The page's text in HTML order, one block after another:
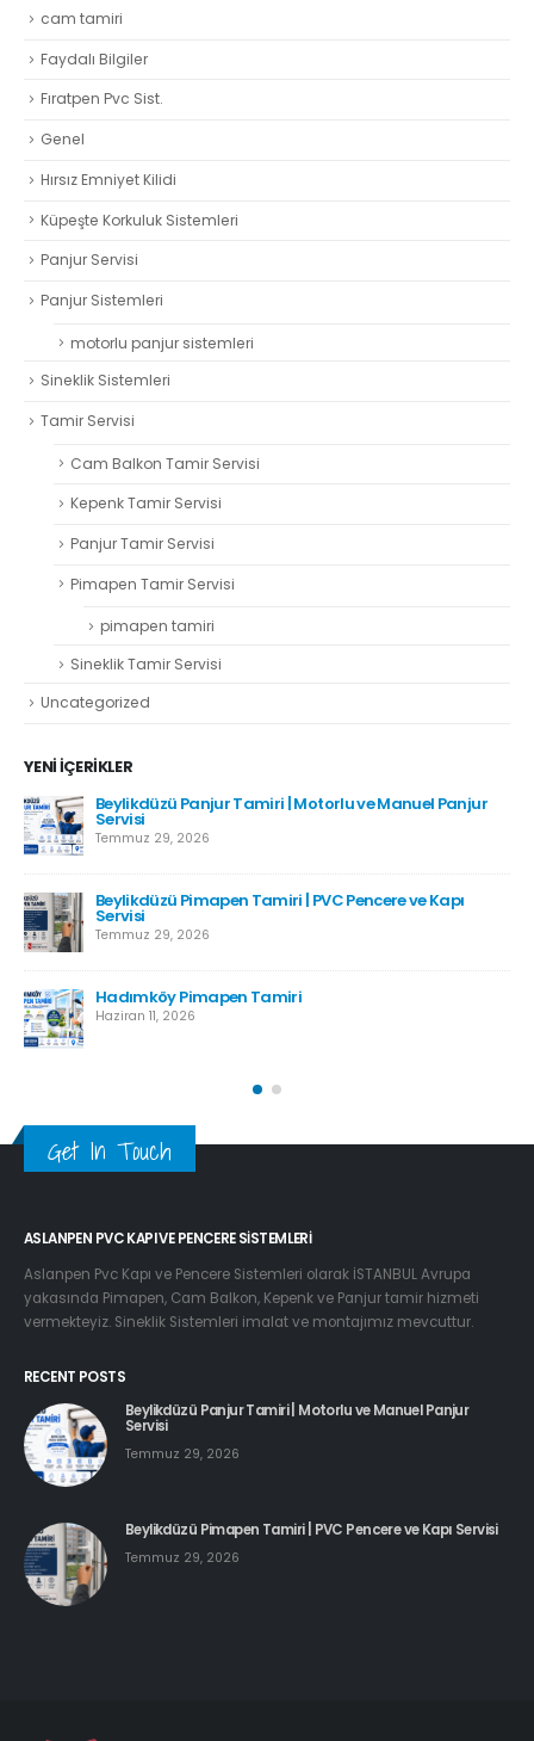
cam tamiri
Faydalı Bilgiler
Fıratpen Pvc Sist.
Genel
Hırsız Emniyet Kilidi
Küpeşte Korkuluk Sistemleri
Panjur Servisi
Panjur Sistemleri
motorlu panjur sistemleri
Sineklik Sistemleri
Tamir Servisi
Cam Balkon Tamir Servisi
Kepenk Tamir Servisi
Panjur Tamir Servisi
Pimapen Tamir Servisi
pimapen tamiri
Sineklik Tamir Servisi
Uncategorized
YENI İÇERIKLER
Beylikdüzü Panjur Tamiri | Motorlu ve Manuel Panjur
Servisi
Temmuz 29, 2026
Beylikdüzü Pimapen Tamiri | PVC Pencere ve Kapı
Servisi
Temmuz 29, 2026
Hadımköy Pimapen Tamiri
Haziran 11, 2026
Get In Touch
ASLANPEN PVC KAPI VE PENCERE SISTEMLERI
Aslanpen Pvc Kapı ve Pencere Sistemleri olarak İSTANBUL Avrupa
yakasında Pimapen, Cam Balkon, Kepenk ve Panjur tamir hizmeti
vermekteyiz. Sineklik Sistemleri imalat ve montajımız mevcuttur.
RECENT POSTS
Beylikdüzü Panjur Tamiri | Motorlu ve Manuel Panjur
Servisi
Temmuz 29, 2026
Beylikdüzü Pimapen Tamiri | PVC Pencere ve Kapı Servisi
Temmuz 29, 2026